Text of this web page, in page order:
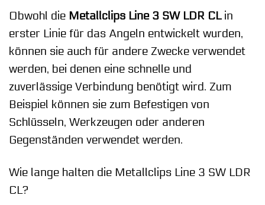
Obwohl die Metallclips Line 3 SW LDR CLin
erster Linie für das Angeln entwickelt wurden,
können sie auch für andere Zwecke verwendet
werden, bei denen eine schnelle und
zuverlässige Verbindung benötigt wird. Zum
Beispiel können sie zum Befestigen von
Schlüsseln, Werkzeugen oder anderen
Gegenständen verwendet werden.
Wie lange halten die Metallclips Line 3 SW LDR
CL?